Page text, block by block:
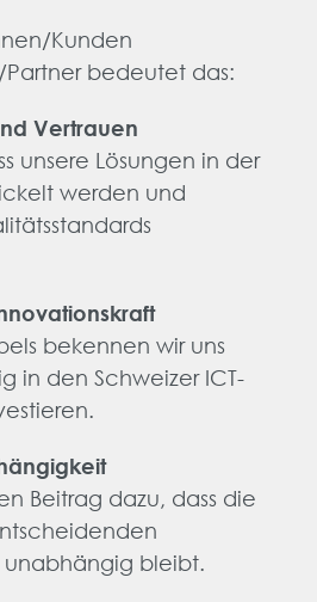
Kunden
bedeutet das:
Vertrauen
unsere Lösungen in der
werden und
bekennen wir uns
in den Schweizer ICT-
Beitrag dazu, dass die
bleibt.